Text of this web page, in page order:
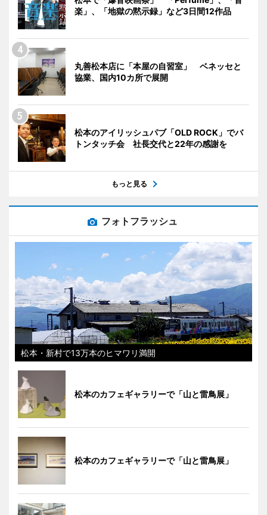
楽」、「地獄の黙示録」など3日間12作品
丸善松本店に「本屋の自習室」 ベネッセと
協業、国内10カ所で展開
松本のアイリッシュパブ「OLD ROCK」でバ
トンタッチ会 社長交代と22年の感謝を
もっと見る
フォトフラッシュ
松本・新村で13万本のヒマワリ満開
松本のカフェギャラリーで「山と雷鳥展」
松本のカフェギャラリーで「山と雷鳥展」